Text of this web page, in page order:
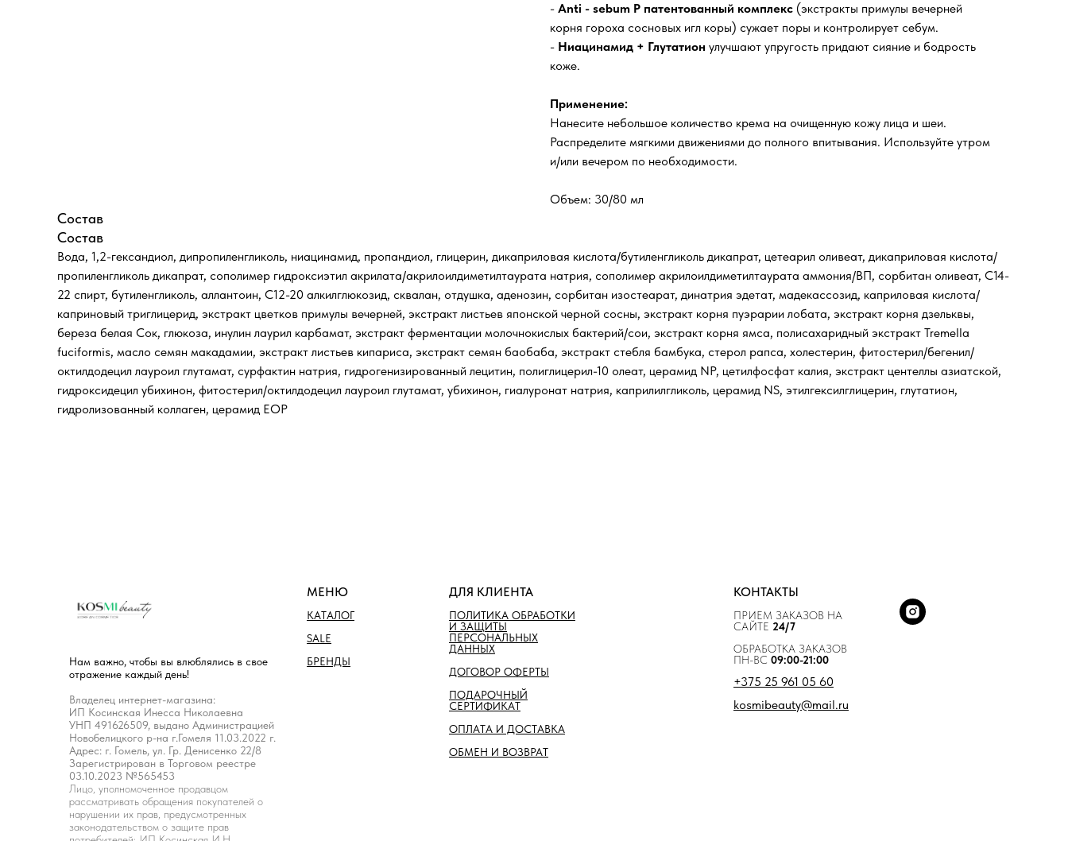
- Anti - sebum P патентованный комплекс (экстракты примулы вечерней
корня гороха сосновых игл коры) сужает поры и контролирует себум.
- Ниацинамид + Глутатион улучшают упругость придают сияние и бодрость
коже.
Применение:
Нанесите небольшое количество крема на очищенную кожу лица и шеи.
Распределите мягкими движениями до полного впитывания. Используйте утром
и/или вечером по необходимости.
Объем: 30/80 мл
Состав
Состав
Вода, 1,2-гександиол, дипропиленгликоль, ниацинамид, пропандиол, глицерин, дикаприловая кислота/бутиленгликоль дикапрат, цетеарил оливеат, дикаприловая кислота/
пропиленгликоль дикапрат, сополимер гидроксиэтил акрилата/акрилоилдиметилтаурата натрия, сополимер акрилоилдиметилтаурата аммония/ВП, сорбитан оливеат, C14-
22 спирт, бутиленгликоль, аллантоин, C12-20 алкилглюкозид, сквалан, отдушка, аденозин, сорбитан изостеарат, динатрия эдетат, мадекассозид, каприловая кислота/
каприновый триглицерид, экстракт цветков примулы вечерней, экстракт листьев японской черной сосны, экстракт корня пуэрарии лобата, экстракт корня дзельквы,
береза ​​белая Сок, глюкоза, инулин лаурил карбамат, экстракт ферментации молочнокислых бактерий/сои, экстракт корня ямса, полисахаридный экстракт Tremella
fuciformis, масло семян макадамии, экстракт листьев кипариса, экстракт семян баобаба, экстракт стебля бамбука, стерол рапса, холестерин, фитостерил/бегенил/
октилдодецил лауроил глутамат, сурфактин натрия, гидрогенизированный лецитин, полиглицерил-10 олеат, церамид NP, цетилфосфат калия, экстракт центеллы азиатской,
гидроксидецил убихинон, фитостерил/октилдодецил лауроил глутамат, убихинон, гиалуронат натрия, каприлилгликоль, церамид NS, этилгексилглицерин, глутатион,
гидролизованный коллаген, церамид EOP
Нам важно, чтобы вы влюблялись в свое
отражение каждый день!
Владелец интернет-магазина:
ИП Косинская Инесса Николаевна
УНП 491626509, выдано Администрацией
Новобелицкого р-на г.Гомеля 11.03.2022 г.
Адрес: г. Гомель, ул. Гр. Денисенко 22/8
Зарегистрирован в Торговом реестре
03.10.2023 №565453
Лицо, уполномоченное продавцом
рассматривать обращения покупателей о
нарушении их прав, предусмотренных
законодательством о защите прав
МЕНЮ
КАТАЛОГ
SALE
БРЕНДЫ
ДЛЯ КЛИЕНТА
ПОЛИТИКА ОБРАБОТКИ
И ЗАЩИТЫ
ПЕРСОНАЛЬНЫХ
ДАННЫХ
ДОГОВОР ОФЕРТЫ
ПОДАРОЧНЫЙ
СЕРТИФИКАТ
ОПЛАТА И ДОСТАВКА
ОБМЕН И ВОЗВРАТ
КОНТАКТЫ
ПРИЕМ ЗАКАЗОВ НА
САЙТЕ 24/7
ОБРАБОТКА ЗАКАЗОВ
ПН-ВС 09:00-21:00
+375 25 961 05 60
kosmibeauty@mail.ru